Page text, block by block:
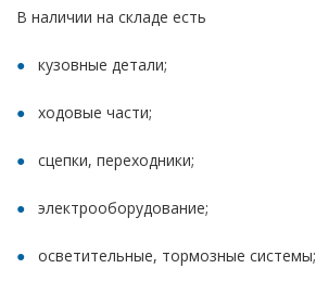
В наличии на складе есть
кузовные детали;
ходовые части;
сцепки, переходники;
электрооборудование;
осветительные, тормозные системы;